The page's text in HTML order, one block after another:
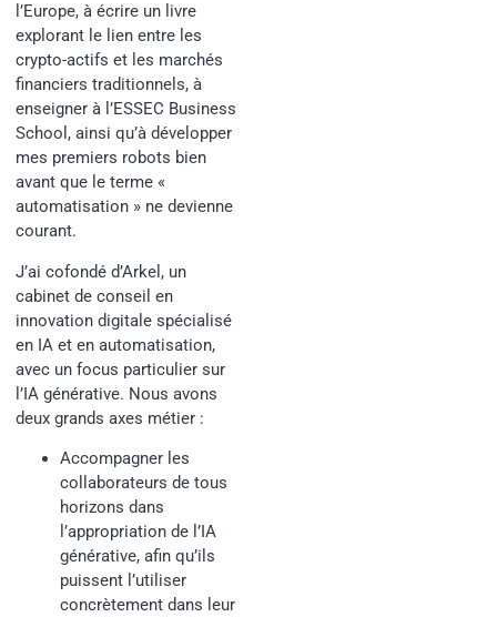
l’Europe, à écrire un livre
explorant le lien entre les
crypto-actifs et les marchés
financiers traditionnels, à
enseigner à l’ESSEC Business
School, ainsi qu’à développer
mes premiers robots bien
avant que le terme «
automatisation » ne devienne
courant.
J’ai cofondé d’Arkel, un
cabinet de conseil en
innovation digitale spécialisé
en IA et en automatisation,
avec un focus particulier sur
l’IA générative. Nous avons
deux grands axes métier :
Accompagner les
collaborateurs de tous
horizons dans
l’appropriation de l’IA
générative, afin qu’ils
puissent l’utiliser
concrètement dans leur